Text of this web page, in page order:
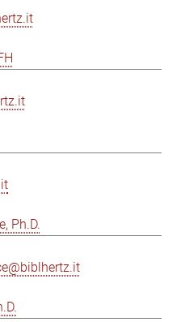
Ph.D.